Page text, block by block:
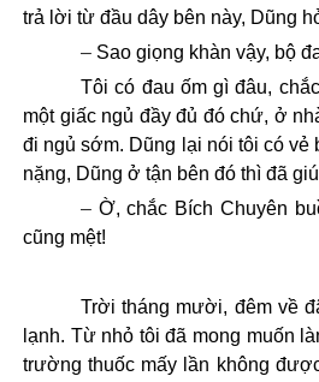
trả lời từ đầu dây bên này, Dũng
– Sao giọng khàn vậy, bộ
Tôi có đau ốm gì đâu,
một giấc ngủ đầy đủ đó chứ, ở
đi ngủ sớm. Dũng lại nói tôi có vẻ
nặng, Dũng ở tận bên đó thì đã
– Ờ, chắc Bích Chuyên
cũng mệt!
Trời tháng mười, đêm về
lạnh. Từ nhỏ tôi đã mong muốn
trường thuốc mấy lần không